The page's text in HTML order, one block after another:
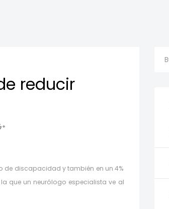
reducir
de discapacidad y también en un 4%
que un neurólogo especialista ve al